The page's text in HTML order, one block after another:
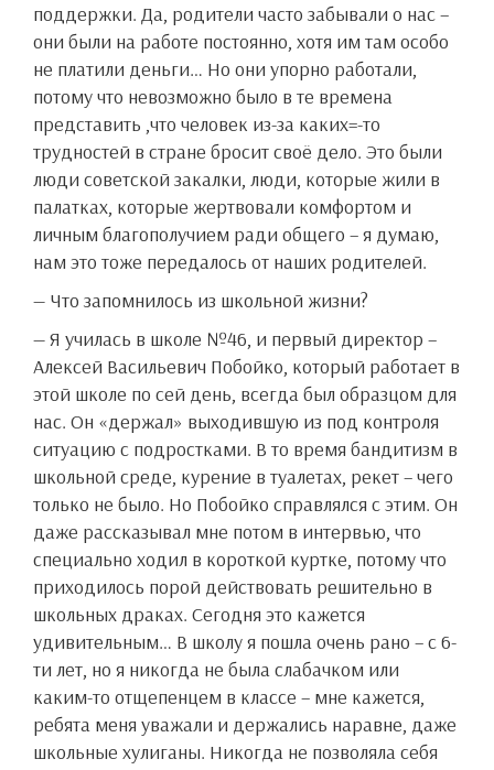
поддержки. Да, родители часто забывали о нас –
они были на работе постоянно, хотя им там особо
не платили деньги… Но они упорно работали,
потому что невозможно было в те времена
представить ,что человек из-за каких=-то
трудностей в стране бросит своё дело. Это были
люди советской закалки, люди, которые жили в
палатках, которые жертвовали комфортом и
личным благополучием ради общего – я думаю,
нам это тоже передалось от наших родителей.
— Что запомнилось из школьной жизни?
— Я училась в школе №46, и первый директор –
Алексей Васильевич Побойко, который работает в
этой школе по сей день, всегда был образцом для
нас. Он «держал» выходившую из под контроля
ситуацию с подростками. В то время бандитизм в
школьной среде, курение в туалетах, рекет – чего
только не было. Но Побойко справлялся с этим. Он
даже рассказывал мне потом в интервью, что
специально ходил в короткой куртке, потому что
приходилось порой действовать решительно в
школьных драках. Сегодня это кажется
удивительным… В школу я пошла очень рано – с 6-
ти лет, но я никогда не была слабачком или
каким-то отщепенцем в классе – мне кажется,
ребята меня уважали и держались наравне, даже
школьные хулиганы. Никогда не позволяла себя